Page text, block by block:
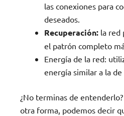
las conexiones para
deseados.
Recuperación: la red
el patrón completo
Energía de la red:
energía similar a la de
¿No terminas de
otra forma, podemos decir